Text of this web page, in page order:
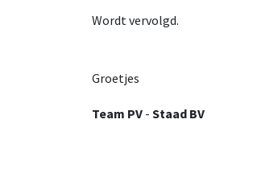
Wordt vervolgd.
Groetjes
Team PV - Staad BV